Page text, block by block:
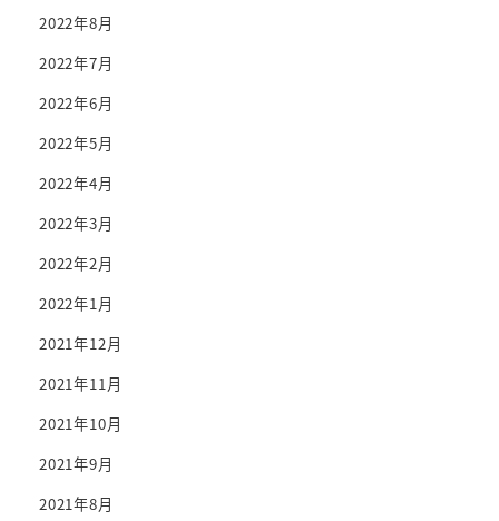
2022年8月
2022年7月
2022年6月
2022年5月
2022年4月
2022年3月
2022年2月
2022年1月
2021年12月
2021年11月
2021年10月
2021年9月
2021年8月